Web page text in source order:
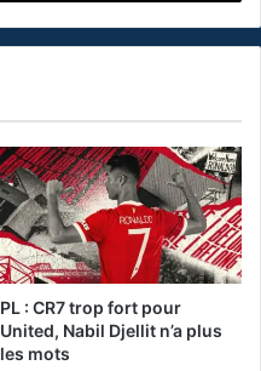
PL : CR7 trop fort pour
United, Nabil Djellit n’a plus
les mots